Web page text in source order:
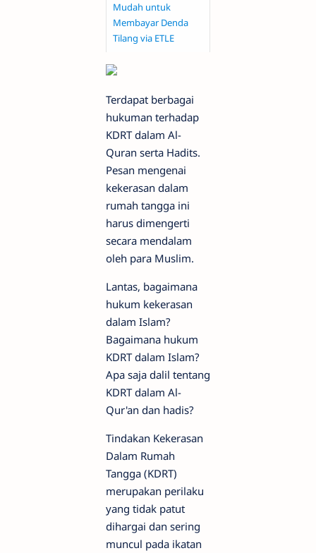
Mudah untuk
Membayar Denda
Tilang via ETLE
Terdapat berbagai
hukuman terhadap
KDRT dalam Al-
Quran serta Hadits.
Pesan mengenai
kekerasan dalam
rumah tangga ini
harus dimengerti
secara mendalam
oleh para Muslim.
Lantas, bagaimana
hukum kekerasan
dalam Islam?
Bagaimana hukum
KDRT dalam Islam?
Apa saja dalil tentang
KDRT dalam Al-
Qur'an dan hadis?
Tindakan Kekerasan
Dalam Rumah
Tangga (KDRT)
merupakan perilaku
yang tidak patut
dihargai dan sering
muncul pada ikatan